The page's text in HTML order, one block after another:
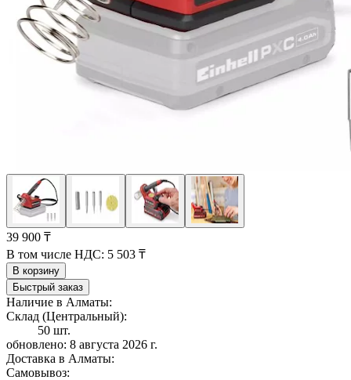
39 900 ₸
В том числе НДС: 5 503 ₸
В корзину
Быстрый заказ
Наличие в Алматы:
Склад (Центральный):
50 шт.
обновлено: 8 августа 2026 г.
Доставка в Алматы:
Самовывоз: